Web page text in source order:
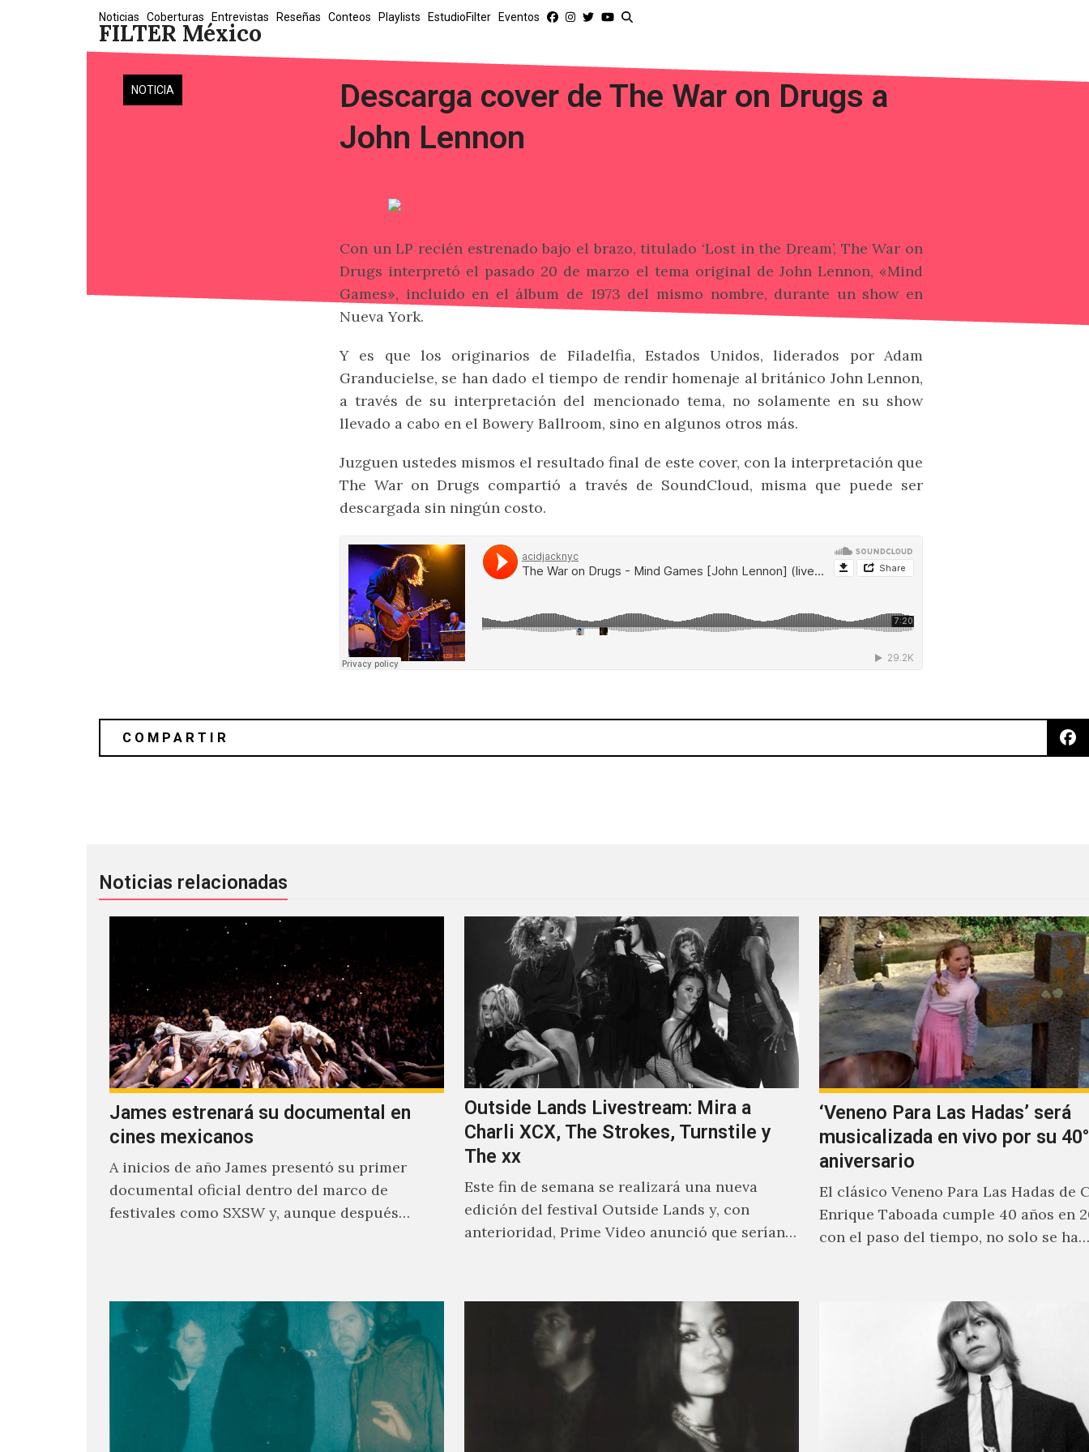
FILTER México
Noticias Coberturas Entrevistas Reseñas Conteos Playlists EstudioFilter Eventos
NOTICIA
Descarga cover de The War on Drugs a
John Lennon
Con un LP recién estrenado bajo el brazo, titulado ‘Lost in the Dream’, The War on
Drugs interpretó el pasado 20 de marzo el tema original de John Lennon, «Mind
Games», incluido en el álbum de 1973 del mismo nombre, durante un show en
Nueva York.
Y es que los originarios de Filadelfia, Estados Unidos, liderados por Adam
Granducielse, se han dado el tiempo de rendir homenaje al británico John Lennon,
a través de su interpretación del mencionado tema, no solamente en su show
llevado a cabo en el Bowery Ballroom, sino en algunos otros más.
Juzguen ustedes mismos el resultado final de este cover, con la interpretación que
The War on Drugs compartió a través de SoundCloud, misma que puede ser
descargada sin ningún costo.
Noticias relacionadas
James estrenará su documental en
cines mexicanos
A inicios de año James presentó su primer
documental oficial dentro del marco de
festivales como SXSW y, aunque después
Outside Lands Livestream: Mira a
Charli XCX, The Strokes, Turnstile y
The xx
Este fin de semana se realizará una nueva
edición del festival Outside Lands y, con
anterioridad, Prime Video anunció que serían
‘Veneno Para Las Hadas’ será
musicalizada en vivo por su 40°
aniversario
El clásico Veneno Para Las Hadas de
Enrique Taboada cumple 40 años en
con el paso del tiempo, no solo se ha…